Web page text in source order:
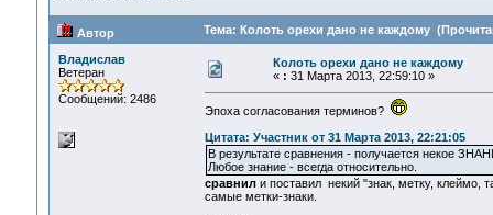
Автор Тема: Колоть орехи дано не каждому
Владислав
Ветеран
Сообщений: 2486
Колоть орехи дано не каждому
« : 31 Марта 2013, 22:59:10 »
Эпоха согласования терминов?
Цитата: Участник от 31 Марта 2013, 22:21:05
В результате сравнения - получается некое
Любое знание - всегда относительно.
сравнил и поставил некий "знак, метку, клеймо,
самые метки-знаки.